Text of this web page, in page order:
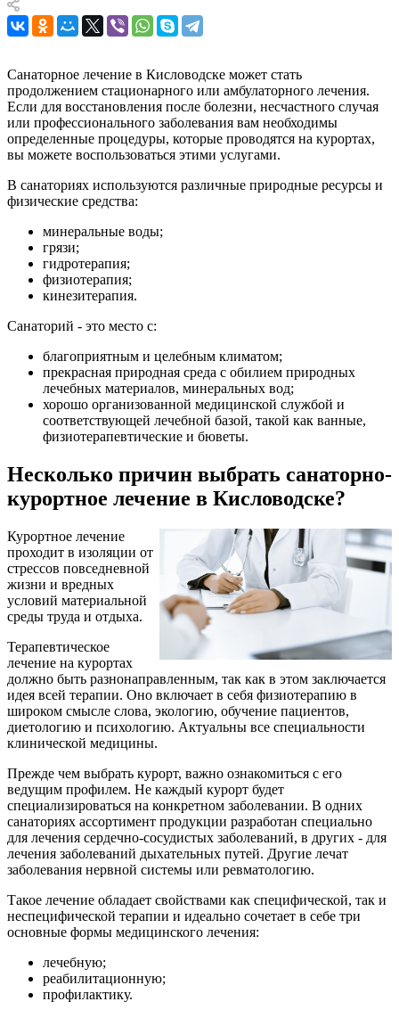
Санаторное лечение в Кисловодске может стать
продолжением стационарного или амбулаторного лечения.
Если для восстановления после болезни, несчастного случая
или профессионального заболевания вам необходимы
определенные процедуры, которые проводятся на курортах,
вы можете воспользоваться этими услугами.
В санаториях используются различные природные ресурсы и
физические средства:
минеральные воды;
грязи;
гидротерапия;
физиотерапия;
кинезитерапия.
Санаторий - это место с:
благоприятным и целебным климатом;
прекрасная природная среда с обилием природных
лечебных материалов, минеральных вод;
хорошо организованной медицинской службой и
соответствующей лечебной базой, такой как ванные,
физиотерапевтические и бюветы.
Несколько причин выбрать санаторно-
курортное лечение в Кисловодске?
Курортное лечение
проходит в изоляции от
стрессов повседневной
жизни и вредных
условий материальной
среды труда и отдыха.
Терапевтическое
лечение на курортах
должно быть разнонаправленным, так как в этом заключается
идея всей терапии. Оно включает в себя физиотерапию в
широком смысле слова, экологию, обучение пациентов,
диетологию и психологию. Актуальны все специальности
клинической медицины.
Прежде чем выбрать курорт, важно ознакомиться с его
ведущим профилем. Не каждый курорт будет
специализироваться на конкретном заболевании. В одних
санаториях ассортимент продукции разработан специально
для лечения сердечно-сосудистых заболеваний, в других - для
лечения заболеваний дыхательных путей. Другие лечат
заболевания нервной системы или ревматологию.
Такое лечение обладает свойствами как специфической, так и
неспецифической терапии и идеально сочетает в себе три
основные формы медицинского лечения:
лечебную;
реабилитационную;
профилактику.